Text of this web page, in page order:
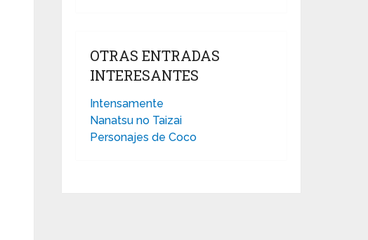
OTRAS ENTRADAS
INTERESANTES
Intensamente
Nanatsu no Taizai
Personajes de Coco